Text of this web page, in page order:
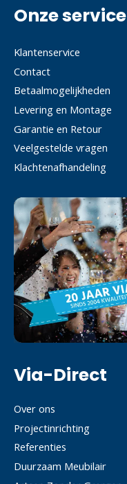
Onze service
Klantenservice
Contact
Betaalmogelijkheden
Levering en Montage
Garantie en Retour
Veelgestelde vragen
Klachtenafhandeling
Via-Direct
Over ons
Projectinrichting
Referenties
Duurzaam Meubilair